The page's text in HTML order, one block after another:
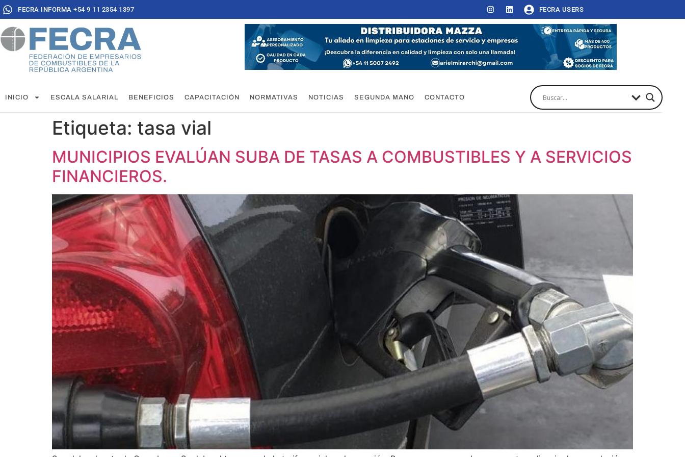
FECRA INFORMA +54 9 11 2354 1397 FECRA USERS
INICIO ESCALA SALARIAL BENEFICIOS CAPACITACIÓN NORMATIVAS NOTICIAS SEGUNDA MANO CONTACTO
Etiqueta: tasa vial
MUNICIPIOS EVALÚAN SUBA DE TASAS A COMBUSTIBLES Y A SERVICIOS
FINANCIEROS.